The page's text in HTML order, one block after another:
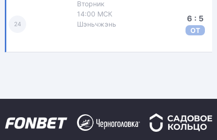
24
Вторник
14:00 МСК
Шэньчжэнь
6 : 5
ОТ